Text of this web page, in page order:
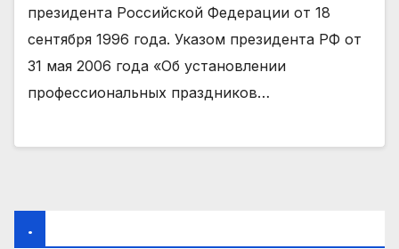
президента Российской Федерации от 18
сентября 1996 года. Указом президента РФ от
31 мая 2006 года «Об установлении
профессиональных праздников…
.